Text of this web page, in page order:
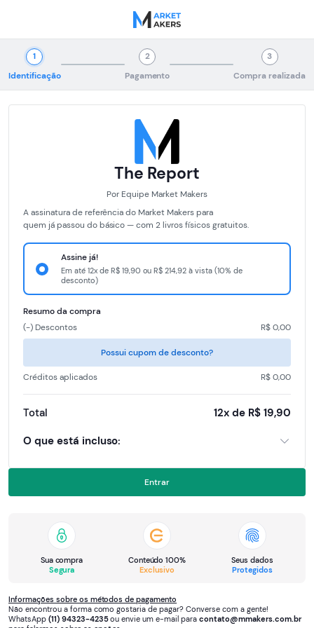
1
Identificação
2
Pagamento
3
Compra realizada
The Report
Por Equipe Market Makers
A assinatura de referência do Market Makers para
quem já passou do básico — com 2 livros físicos gratuitos.
Assine já!
Em até 12x de R$ 19,90 ou R$ 214,92 à vista (10% de
desconto)
Resumo da compra
(-) Descontos
R$ 0,00
Possui cupom de desconto?
Créditos aplicados R$ 0,00
Total
12x de R$ 19,90
O que está incluso:
Assinatura anual do The Report — revista digital com 50+
páginas de análise por edição, 12 edições/ano;
Frete grátis para os dois livros, em todo o Brasil.
Bônus:
para o seu endereço;
Livro físico — O Mau Comportamento dos Mercados, enviado
Entrar
Sua compra
Segura
Conteúdo 100%
Exclusivo
Seus dados
Protegidos
Informações sobre os métodos de pagamento
Não encontrou a forma como gostaria de pagar? Converse com a gente!
WhatsApp (11) 94323-4235ou envie um e-mail para contato@mmakers.com.br